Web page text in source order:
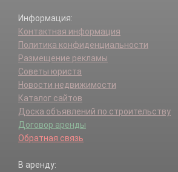
Информация:
Контактная информация
Политика конфиденциальности
Размещение рекламы
Советы юриста
Новости недвижимости
Каталог сайтов
Доска объявлений по строительству
Договор аренды
Обратная связь
В аренду: